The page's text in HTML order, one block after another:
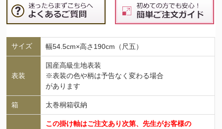
サイズ 幅54.5cm×高さ190cm（尺五）
表装
国産高級生地表装
※表装の色や柄は予告なく変わる場合
があります
箱 太巻桐箱収納
この掛け軸はご注文あり次第、先生がお客様の